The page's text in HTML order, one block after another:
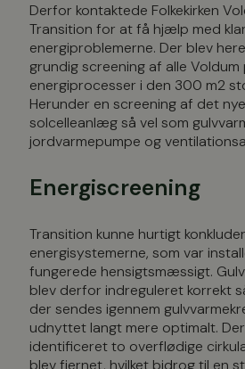
Derfor kontaktede Folkekirken
Transition for at få hjælp med
energiproblemerne. Der blev
grundig screening af alle
energiprocesser i den 300 m2
Herunder en screening af det
solcelleanlæg så vel som
jordvarmepumpe og
Energiscreening
Transition kunne hurtigt
energisystemerne, som var
fungerede hensigtsmæssigt.
blev derfor indreguleret korrekt
der sendes igennem
udnyttet langt mere optimalt.
identificeret to overflødige